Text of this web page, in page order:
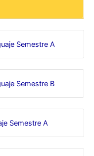
Semestre A
Semestre B
Semestre A